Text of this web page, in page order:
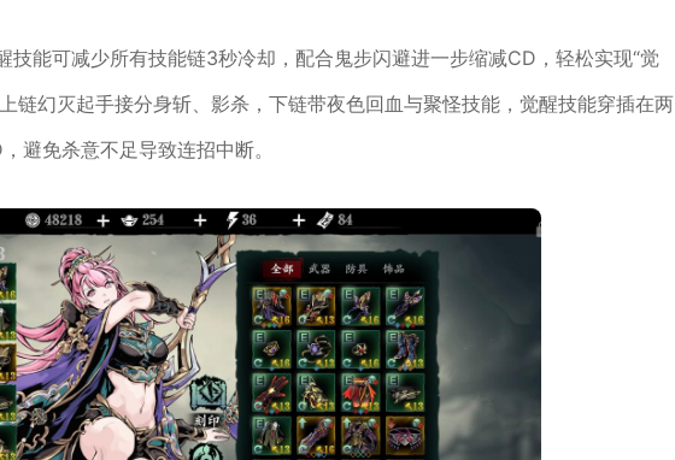
技能可减少所有技能链3秒冷却，配合鬼步闪避进一步缩减CD，轻松实现“觉
链幻灭起手接分身斩、影杀，下链带夜色回血与聚怪技能，觉醒技能穿插在两
避免杀意不足导致连招中断。